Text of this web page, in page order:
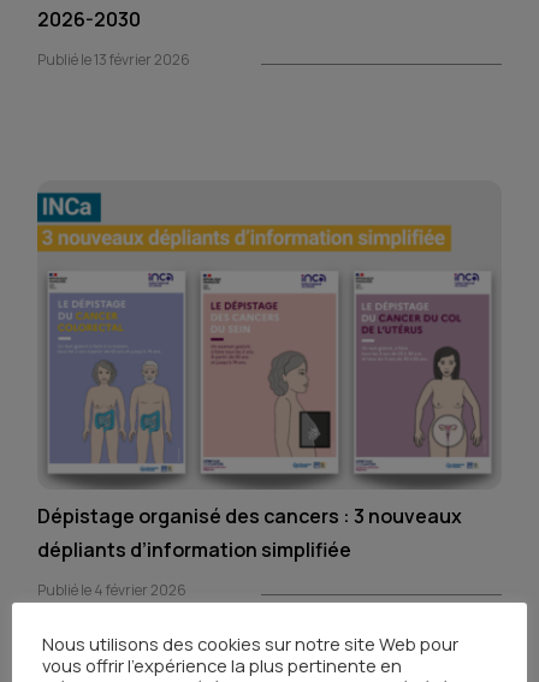
2026-2030
Publié le 13 février 2026
Dépistage organisé des cancers : 3 nouveaux
dépliants d’information simplifiée
Publié le 4 février 2026
Nous utilisons des cookies sur notre site Web pour
vous offrir l'expérience la plus pertinente en